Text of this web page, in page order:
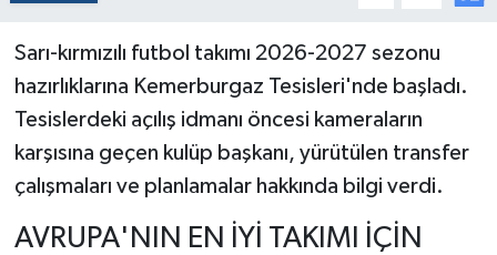
Sarı-kırmızılı futbol takımı 2026-2027 sezonu
hazırlıklarına Kemerburgaz Tesisleri'nde başladı.
Tesislerdeki açılış idmanı öncesi kameraların
karşısına geçen kulüp başkanı, yürütülen transfer
çalışmaları ve planlamalar hakkında bilgi verdi.
AVRUPA'NIN EN İYİ TAKIMI İÇİN